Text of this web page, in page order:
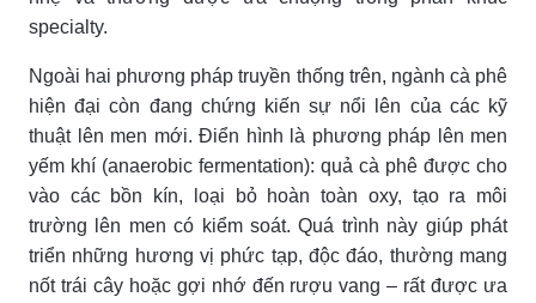
specialty.
Ngoài hai phương pháp truyền thống trên, ngành cà phê
hiện đại còn đang chứng kiến sự nổi lên của các kỹ
thuật lên men mới. Điển hình là phương pháp lên men
yếm khí (anaerobic fermentation): quả cà phê được cho
vào các bồn kín, loại bỏ hoàn toàn oxy, tạo ra môi
trường lên men có kiểm soát. Quá trình này giúp phát
triển những hương vị phức tạp, độc đáo, thường mang
nốt trái cây hoặc gợi nhớ đến rượu vang – rất được ưa